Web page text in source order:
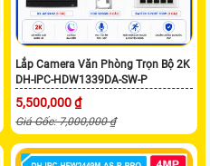
Lắp Camera Văn Phòng Trọn Bộ 2K
DH-IPC-HDW1339DA-SW-P
5,500,000 ₫
Giá Gốc: 7,000,000 ₫